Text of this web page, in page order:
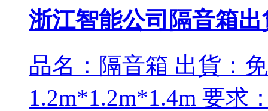
浙江智能公司隔音箱出
品名：隔音箱 出貨：
1.2m*1.2m*1.4m 要求